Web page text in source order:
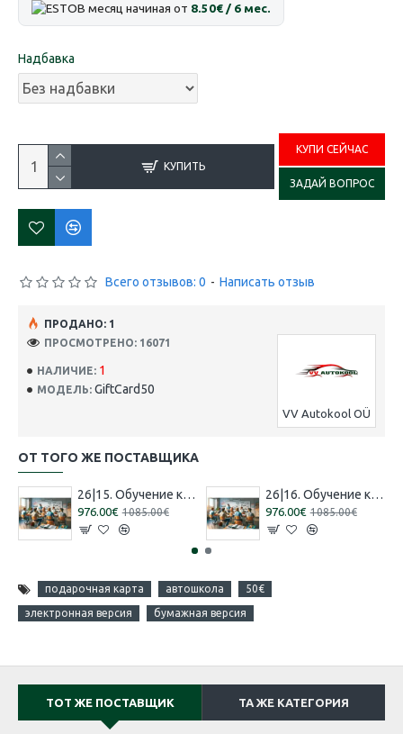
НАЛИЧИЕ: 1
МОДЕЛЬ: GiftCard50
VV Autokool OÜ
ПРОДАНО: 1
ПРОСМОТРЕНО: 16071
Всего отзывов: 0 - Написать отзыв
В месяц начиная от 8.50€ / 6 мес.
Надбавка
КУПИТЬ
КУПИ СЕЙЧАС
ЗАДАЙ ВОПРОС
ОТ ТОГО ЖЕ ПОСТАВЩИКА
26|15. Обучение категории 'B' [16.07.2026 – 15.08.2026 Русский]
976.00€ 1085.00€
26|16. Обучение категории 'B' [30.07.2026 – 29.08.2026 Эстонский]
976.00€ 1085.00€
подарочная карта автошкола 50€
электронная версия бумажная версия
ТОТ ЖЕ ПОСТАВЩИК ТА ЖЕ КАТЕГОРИЯ